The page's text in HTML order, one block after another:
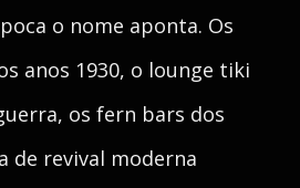
o nome aponta. Os
anos 1930, o lounge tiki
os fern bars dos
de revival moderna